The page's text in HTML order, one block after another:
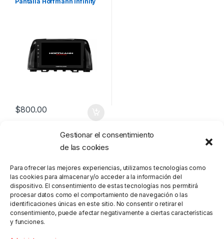
Gestionar el consentimiento
de las cookies
Para ofrecer las mejores experiencias, utilizamos tecnologías como
las cookies para almacenar y/o acceder a la información del
dispositivo. El consentimiento de estas tecnologías nos permitirá
procesar datos como el comportamiento de navegación o las
identificaciones únicas en este sitio. No consentir o retirar el
consentimiento, puede afectar negativamente a ciertas características
y funciones.
$800.00